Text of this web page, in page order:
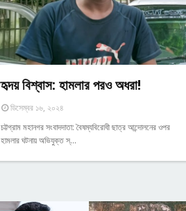
হৃদয় বিশ্বাস: হামলার পরও অধরা!
ডিসেম্বর ১৬, ২০২৪
চট্টগ্রাম মহানগর সংবাদদাতা: বৈষম্যবিরোধী ছাত্র আন্দোলনের ওপর
হামলার ঘটনায় অভিযুক্ত স্…